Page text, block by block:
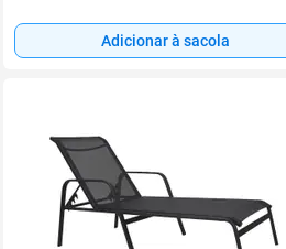
Adicionar à sacola